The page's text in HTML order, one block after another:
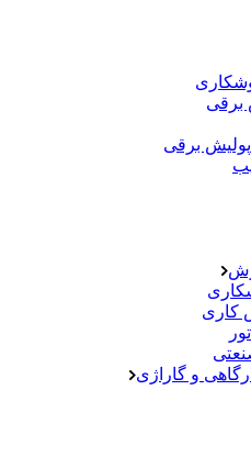
برقی
پولیش برقی
کاری
و گاراژی